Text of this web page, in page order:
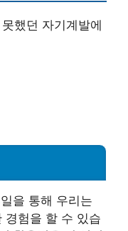
했던 자기계발에
을 통해 우리는
경험을 할 수 있습